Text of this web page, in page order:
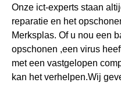
Onze ict-experts staan
reparatie en het
Merksplas. Of u nou een
opschonen ,een virus
met een vastgelopen
kan het verhelpen.Wij